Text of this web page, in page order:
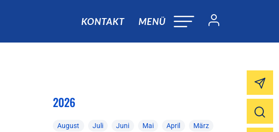
KONTAKT MENÜ
2026
August Juli Juni Mai April März